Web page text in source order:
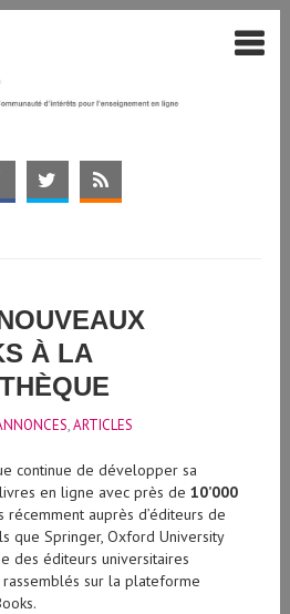
À LA
,ARTICLES
continue de développer sa
en ligne avec près de 10’000
récemment auprès d’éditeurs de
que Springer, Oxford University
des éditeurs universitaires
sur la plateforme